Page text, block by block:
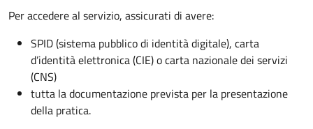
Per accedere al servizio, assicurati di avere:
SPID (sistema pubblico di identità digitale), carta
d’identità elettronica (CIE) o carta nazionale dei servizi
(CNS)
tutta la documentazione prevista per la presentazione
della pratica.